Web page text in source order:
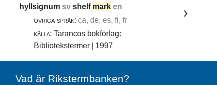
hyllsignumsvshelf mark en
övriga språk: ca, de, es, fi, fr
källa: Tarancos bokförlag:
Bibliotekstermer | 1997
Vad är Rikstermbanken?